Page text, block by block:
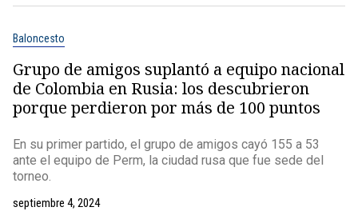
Baloncesto
Grupo de amigos suplantó a equipo nacional
de Colombia en Rusia: los descubrieron
porque perdieron por más de 100 puntos
En su primer partido, el grupo de amigos cayó 155 a 53
ante el equipo de Perm, la ciudad rusa que fue sede del
torneo.
septiembre 4, 2024